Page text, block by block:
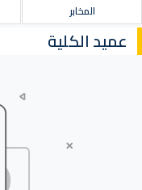
المخابر
عميد الكلية